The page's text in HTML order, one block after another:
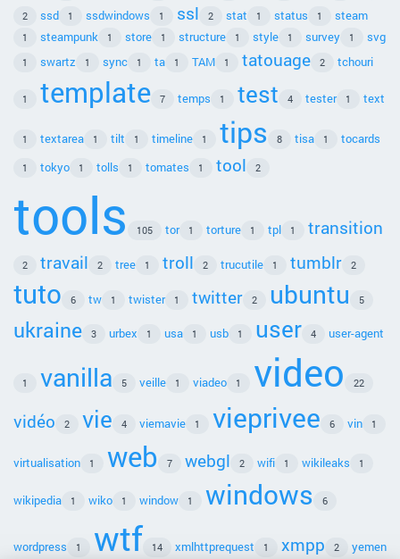
2 ssd 1 ssdwindows 1 ssl 2 stat 1 status 1 steam
1 steampunk 1 store 1 structure 1 style 1 survey 1 svg
1 swartz 1 sync 1 ta 1 TAM 1 tatouage 2 tchouri
1 template 7 temps 1 test 4 tester 1 text
1 textarea 1 tilt 1 timeline 1 tips 8 tisa 1 tocards
1 tokyo 1 tolls 1 tomates 1 tool 2
tools 105 tor 1 torture 1 tpl 1 transition
2 travail 2 tree 1 troll 2 trucutile 1 tumblr 2
tuto 6 tw 1 twister 1 twitter 2 ubuntu 5
ukraine 3 urbex 1 usa 1 usb 1 user 4 user-agent
1 vanilla 5 veille 1 viadeo 1 video 22
vidéo 2 vie 4 viemavie 1 vieprivee 6 vin 1
virtualisation 1 web 7 webgl 2 wifi 1 wikileaks 1
wikipedia 1 wiko 1 window 1 windows 6
wordpress 1 wtf 14 xmlhttprequest 1 xmpp 2 yemen